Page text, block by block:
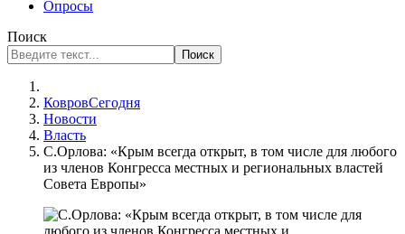
Опросы
Поиск
Поиск
КовровСегодня
Новости
Власть
С.Орлова: «Крым всегда открыт, в том числе для любого
из членов Конгресса местных и региональных властей
Совета Европы»